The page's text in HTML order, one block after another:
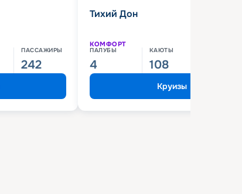
ПАССАЖИРЫ
242
Тихий Дон
КОМФОРТ
ПАЛУБЫ
4
КАЮТЫ
108
Круизы